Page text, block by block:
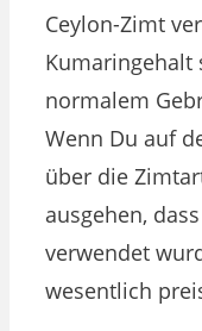
Ceylon-Zimt
Kumaringehalt
normalem
Wenn Du auf
über die
ausgehen,
verwendet
wesentlich